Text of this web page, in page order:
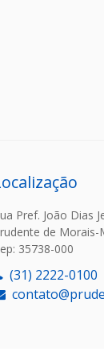
Pref. João Dias
de Morais-
35738-000
(31) 2222-0100